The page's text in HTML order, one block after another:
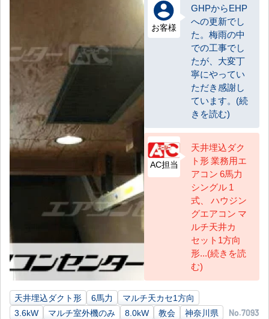
お客様
GHPからEHP
への更新でし
た。梅雨の中
での工事でし
たが、大変丁
寧にやってい
ただき感謝し
ています。(続
きを読む)
AC担当
天井埋込ダク
ト形 業務用エ
アコン 6馬力
シングル 1
式、 ハウジン
グエアコン マ
ルチ天井カ
セット1方向
形...(続きを読
む)
天井埋込ダクト形 6馬力
マルチ天カセ1方向
3.6kW
マルチ室外機のみ 8.0kW 教会
神奈川県
No.7093